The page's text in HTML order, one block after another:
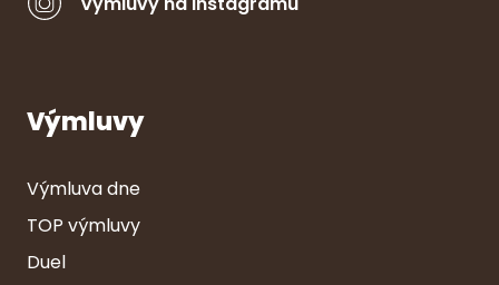
Výmluvy
Výmluva dne
TOP výmluvy
Duel